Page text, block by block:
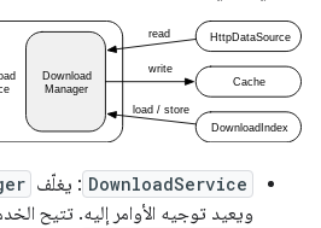
DownloadService : يغلّف
ويعيد توجيه الأوامر إليه. تتيح